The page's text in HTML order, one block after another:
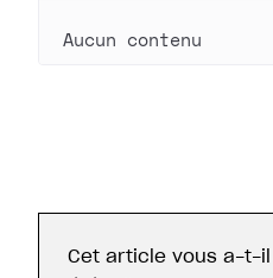
Aucun contenu
Cet article vous a-t-il